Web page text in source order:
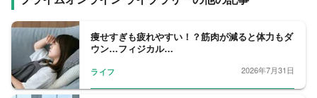
ッズベースキャンプを創業。民間学童保育の
パイオニアとして業界を牽引。2008年12月に
は東急グループ入りし、東急グループの子育
痩せすぎも疲れやすい！？筋肉が減ると体力もダ
ウン…フィジカル…
ライフ 2026年7月31日